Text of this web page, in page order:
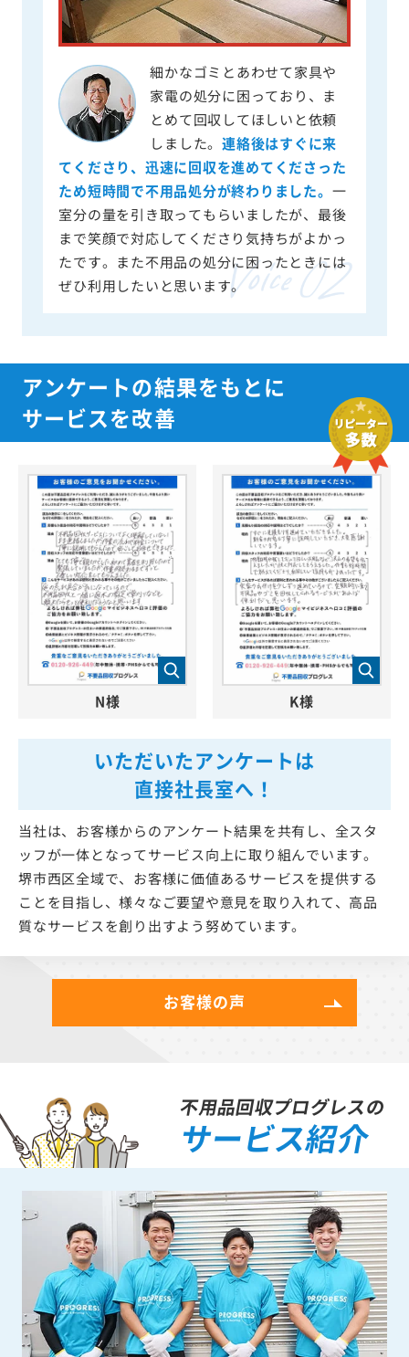
細かなゴミとあわせて家具や
家電の処分に困っており、ま
とめて回収してほしいと依頼
しました。連絡後はすぐに来
てくださり、迅速に回収を進めてくださった
ため短時間で不用品処分が終わりました。 一
室分の量を引き取ってもらいましたが、最後
まで笑顔で対応してくださり気持ちがよかっ
たです。また不用品の処分に困ったときには
ぜひ利用したいと思います。
アンケートの結果をもとに
サービスを改善
いただいたアンケートは
直接社長室へ！
当社は、お客様からのアンケート結果を共有し、全スタ
ッフが一体となってサービス向上に取り組んでいます。
堺市西区全域で、お客様に価値あるサービスを提供する
ことを目指し、様々なご要望や意見を取り入れて、高品
質なサービスを創り出すよう努めています。
N様 K様
お客様の声
不用品回収プログレスの
サービス紹介